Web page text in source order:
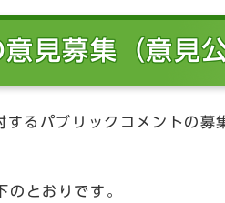
見募集（意見
るパブリックコメントの募
とおりです。